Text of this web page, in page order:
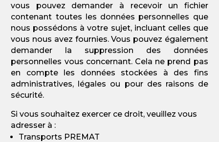
vous pouvez demander à recevoir un fichier
contenant toutes les données personnelles que
nous possédons à votre sujet, incluant celles que
vous nous avez fournies. Vous pouvez également
demander la suppression des données
personnelles vous concernant. Cela ne prend pas
en compte les données stockées à des fins
administratives, légales ou pour des raisons de
sécurité.
Si vous souhaitez exercer ce droit, veuillez vous
adresser à :
Transports PREMAT